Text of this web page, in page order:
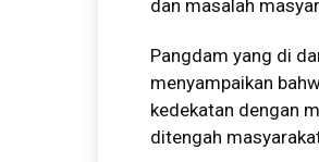
dan masalah
Pangdam yang di
menyampaikan
kedekatan dengan
ditengah